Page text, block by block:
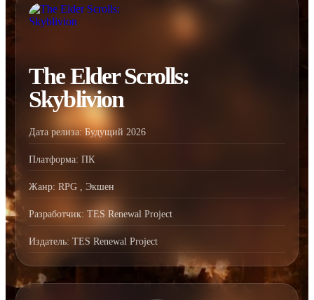
The Elder Scrolls:
Skyblivion
Дата релиза: Будущий 2026
Платформа: ПК
Жанр: RPG , Экшен
Разработчик: TES Renewal Project
Издатель: TES Renewal Project